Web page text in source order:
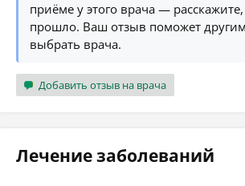
приёме у этого врача — расскажите,
прошло. Ваш отзыв поможет
выбрать врача.
Добавить отзыв на врача
Лечение заболеваний